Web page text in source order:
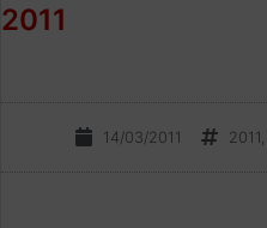
2011
14/03/2011 2011